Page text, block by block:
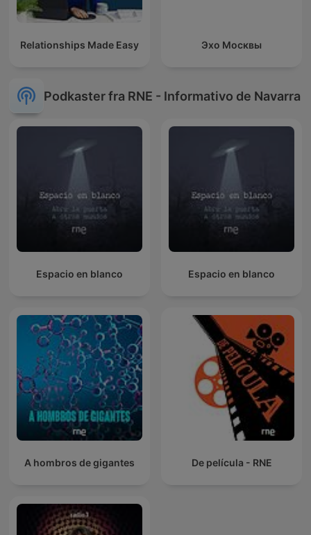
Relationships Made Easy Эхо Москвы
Podkaster fra RNE - Informativo de Navarra
Espacio en blanco Espacio en blanco
A hombros de gigantes De película - RNE